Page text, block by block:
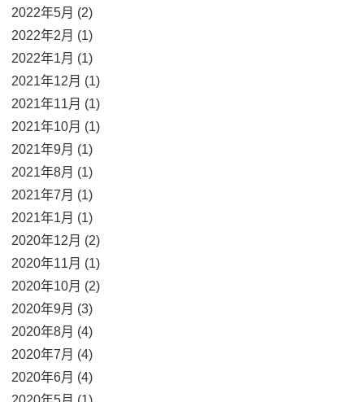
2022年5月 (2)
2022年2月 (1)
2022年1月 (1)
2021年12月 (1)
2021年11月 (1)
2021年10月 (1)
2021年9月 (1)
2021年8月 (1)
2021年7月 (1)
2021年1月 (1)
2020年12月 (2)
2020年11月 (1)
2020年10月 (2)
2020年9月 (3)
2020年8月 (4)
2020年7月 (4)
2020年6月 (4)